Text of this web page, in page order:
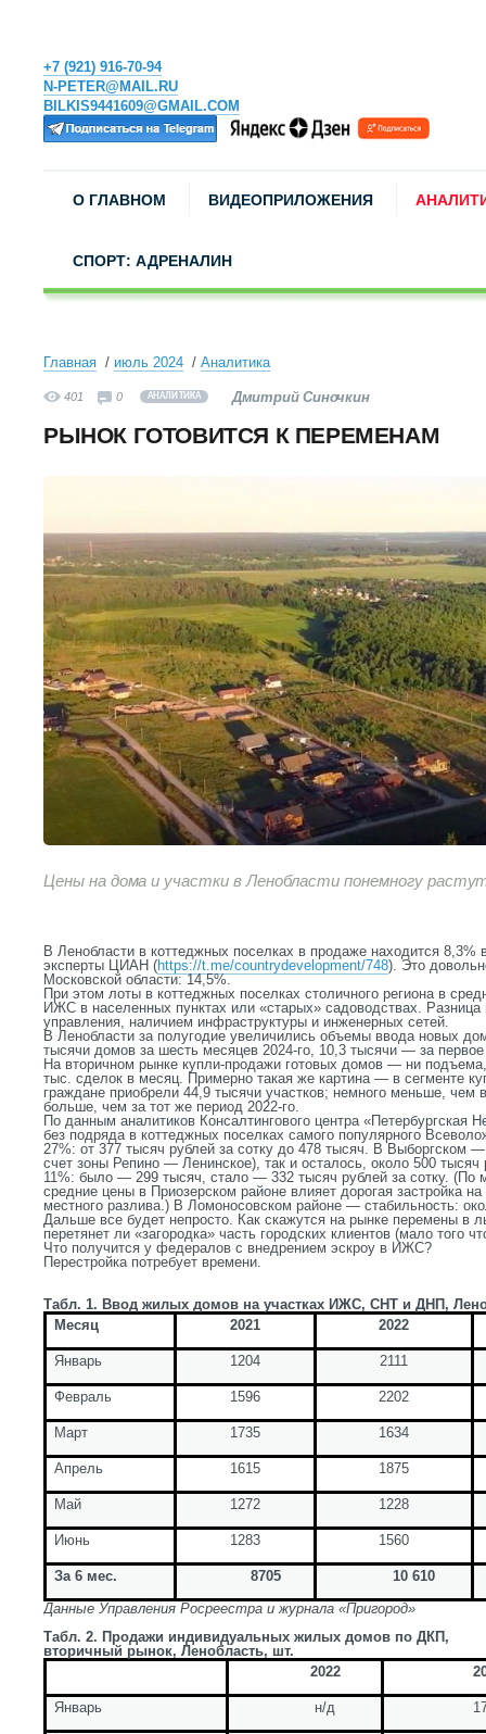
+7 (921) 916-70-94
N-PETER@MAIL.RU
BILKIS9441609@GMAIL.COM
О ГЛАВНОМ ВИДЕОПРИЛОЖЕНИЯ
СПОРТ: АДРЕНАЛИН
Главная июль 2024 Аналитика
401 0 АНАЛИТИКА Дмитрий Синочкин
РЫНОК ГОТОВИТСЯ К ПЕРЕМЕНАМ
Цены на дома и участки в Ленобласти понемногу
В Ленобласти в коттеджных поселках в продаже находится
эксперты ЦИАН (https://t.me/countrydevelopment/748). Это
Московской области: 14,5%.
При этом лоты в коттеджных поселках столичного региона в
ИЖС в населенных пунктах или «старых» садоводствах. Разница
управления, наличием инфраструктуры и инженерных сетей.
В Ленобласти за полугодие увеличились объемы ввода новых
тысячи домов за шесть месяцев 2024-го, 10,3 тысячи — за
На вторичном рынке купли-продажи готовых домов — ни
тыс. сделок в месяц. Примерно такая же картина — в сегменте
граждане приобрели 44,9 тысячи участков; немного меньше,
больше, чем за тот же период 2022-го.
По данным аналитиков Консалтингового центра «Петербургская
без подряда в коттеджных поселках самого популярного
27%: от 377 тысяч рублей за сотку до 478 тысяч. В Выборгском
счет зоны Репино — Ленинское), так и осталось, около 500
11%: было — 299 тысяч, стало — 332 тысяч рублей за сотку. (По
средние цены в Приозерском районе влияет дорогая застройка
местного разлива.) В Ломоносовском районе — стабильность:
Дальше все будет непросто. Как скажутся на рынке перемены в
перетянет ли «загородка» часть городских клиентов (мало того
Что получится у федералов с внедрением эскроу в ИЖС?
Перестройка потребует времени.
Табл. 1. Ввод жилых домов на участках ИЖС, СНТ и ДНП,
Месяц
2021 2022
Январь 1204 2111
Февраль 1596 2202
Март 1735 1634
Апрель 1615 1875
Май 1272 1228
Июнь 1283 1560
За 6 мес. 8705
10 610
Данные Управления Росреестра и журнала «Пригород»
Табл. 2. Продажи индивидуальных жилых домов по ДКП,
вторичный рынок, Ленобласть, шт.
2022
Январь н/д